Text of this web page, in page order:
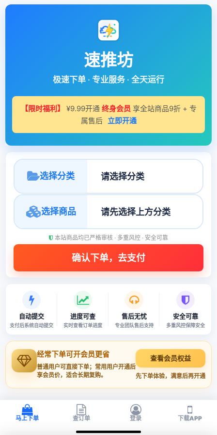
速推坊
极速下单 · 专业服务 · 全天运行
【限时福利】 ¥9.99开通 终身会员 享全站商品9折 + 专
属售后 立即开通
选择分类
选择商品
本站商品均已严格审核 · 多重风控 · 安全可靠
自动提交
支付后系统自动提交
进度可查
实时查看订单进度
售后无忧
专业团队售后支持
安全可靠
多重风控保障安全
经常下单可开会员更省
普通用户可直接下单；常用用户开通后
享会员价，适合长期复购。
查看会员权益
先下单体验，满意后再开通
马上下单 查订单 登录 下载APP